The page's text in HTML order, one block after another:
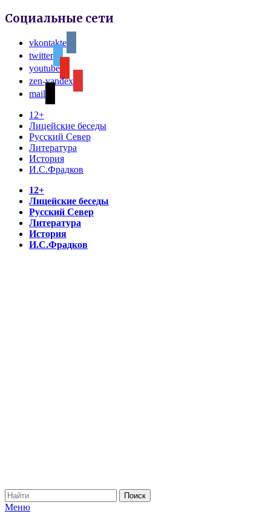
Социальные сети
vkontakte
twitter
youtube
zen-yandex
mail
12+
Лицейские беседы
Русский Север
Литература
История
И.С.Фрадков
12+
Лицейские беседы
Русский Север
Литература
История
И.С.Фрадков
Меню